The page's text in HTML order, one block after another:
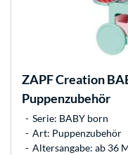
ZAPF Creation
Puppenzubehör
Serie: BABY born
Art: Puppenzubehör
Altersangabe: ab 36